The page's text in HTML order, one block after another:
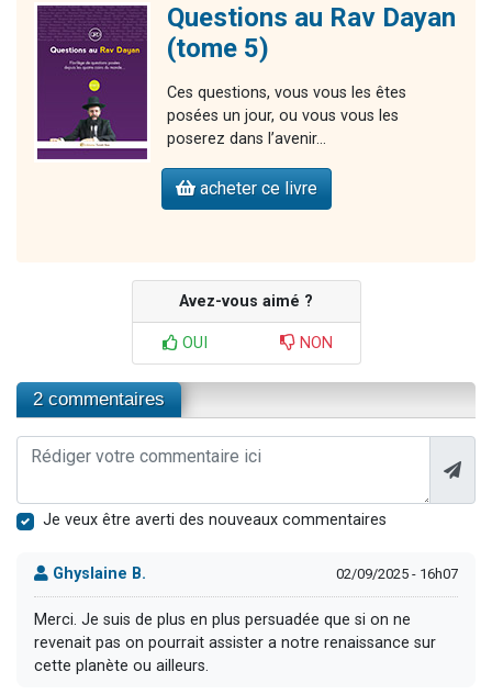
Questions au Rav Dayan
(tome 5)
Ces questions, vous vous les êtes
posées un jour, ou vous vous les
poserez dans l’avenir…
acheter ce livre
Avez-vous aimé ?
OUI NON
2 commentaires
Je veux être averti des nouveaux commentaires
Ghyslaine B. 02/09/2025 - 16h07
Merci. Je suis de plus en plus persuadée que si on ne
revenait pas on pourrait assister a notre renaissance sur
cette planète ou ailleurs.